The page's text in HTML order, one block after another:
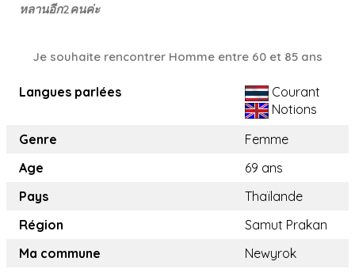
หลานอีก2คนค่ะ
Je souhaite rencontrer Homme entre 60 et 85 ans
Langues parlées
Courant
Notions
Genre
Femme
Age
69 ans
Pays
Thaïlande
Région
Samut Prakan
Ma commune
Newyrok